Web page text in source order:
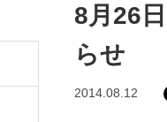
8月26
らせ
2014.08.12